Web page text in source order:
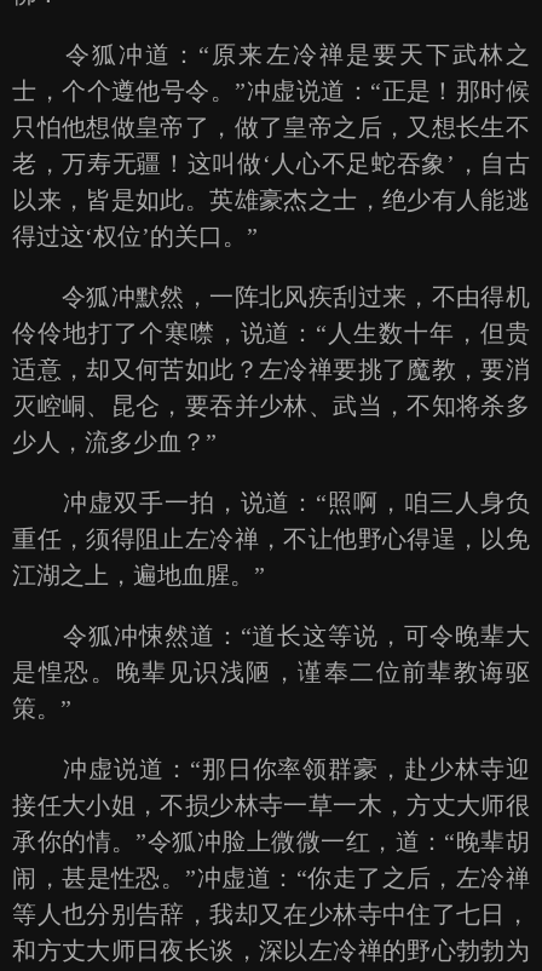
令狐冲道：“原来左冷禅是要天下武林之
士，个个遵他号令。”冲虚说道：“正是！那时候
只怕他想做皇帝了，做了皇帝之后，又想长生不
老，万寿无疆！这叫做‘人心不足蛇吞象’，自古
以来，皆是如此。英雄豪杰之士，绝少有人能逃
得过这‘权位’的关口。”
令狐冲默然，一阵北风疾刮过来，不由得机
伶伶地打了个寒噤，说道：“人生数十年，但贵
适意，却又何苦如此？左冷禅要挑了魔教，要消
灭崆峒、昆仑，要吞并少林、武当，不知将杀多
少人，流多少血？”
冲虚双手一拍，说道：“照啊，咱三人身负
重任，须得阻止左冷禅，不让他野心得逞，以免
江湖之上，遍地血腥。”
令狐冲悚然道：“道长这等说，可令晚辈大
是惶恐。晚辈见识浅陋，谨奉二位前辈教诲驱
策。”
冲虚说道：“那日你率领群豪，赴少林寺迎
接任大小姐，不损少林寺一草一木，方丈大师很
承你的情。”令狐冲脸上微微一红，道：“晚辈胡
闹，甚是性恐。”冲虚道：“你走了之后，左冷禅
等人也分别告辞，我却又在少林寺中住了七日，
和方丈大师日夜长谈，深以左冷禅的野心勃勃为